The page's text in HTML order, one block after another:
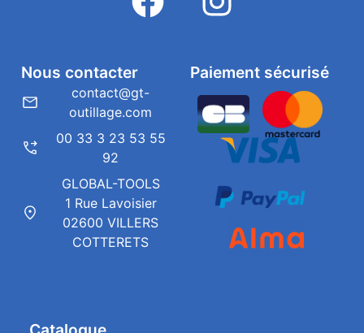
Paiement sécurisé
Nous contacter
contact@gt-
outillage.com
00 33 3 23 53 55
92
GLOBAL-TOOLS
1 Rue Lavoisier
02600 VILLERS
COTTERETS